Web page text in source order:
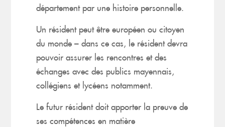
département par une histoire personnelle.
Un résident peut être européen ou citoyen
du monde – dans ce cas, le résident devra
pouvoir assurer les rencontres et des
échanges avec des publics mayennais,
collégiens et lycéens notamment.
Le futur résident doit apporter la preuve de
ses compétences en matière